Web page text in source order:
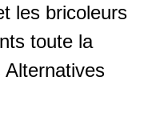
les bricoleurs
toute la
Alternatives